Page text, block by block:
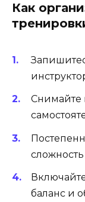
Как
Снимайте
баланс и